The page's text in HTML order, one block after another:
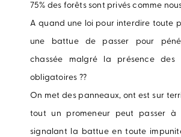
75% des forêts sont privés comme
A quand une loi pour interdire toute
une battue de passer pour
chassée malgré la présence des
obligatoires ??
On met des panneaux, ont est sur
tout un promeneur peut passer à
signalant la battue en toute